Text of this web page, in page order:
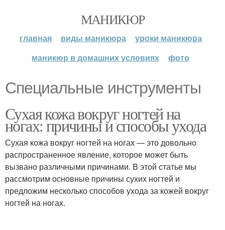
МАНИКЮР
главная виды маникюра
уроки маникюра
маникюр в домашних условиях
фото
Специальные инструменты
Сухая кожа вокруг ногтей на
ногах: причины и способы ухода
Сухая кожа вокруг ногтей на ногах — это довольно
распространенное явление, которое может быть
вызвано различными причинами. В этой статье мы
рассмотрим основные причины сухих ногтей и
предложим несколько способов ухода за кожей вокруг
ногтей на ногах.